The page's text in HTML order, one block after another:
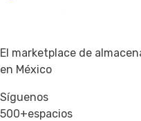
El marketplace de
en México
Síguenos
500+espacios